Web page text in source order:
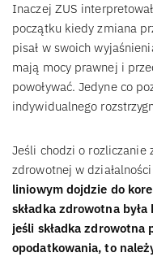
Inaczej ZUS
początku kiedy zmiana
pisał w swoich
mają mocy prawnej i
powoływać. Jedyne co
indywidualnego
Jeśli chodzi o rozliczanie
zdrowotnej w
liniowym dojdzie do
składka zdrowotna
jeśli składka zdrowotna
opodatkowania, to